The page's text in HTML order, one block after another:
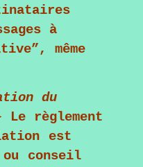
à
même
du
règlement
est
conseil